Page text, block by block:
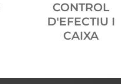
CONTROL
D'EFECTIU I
CAIXA